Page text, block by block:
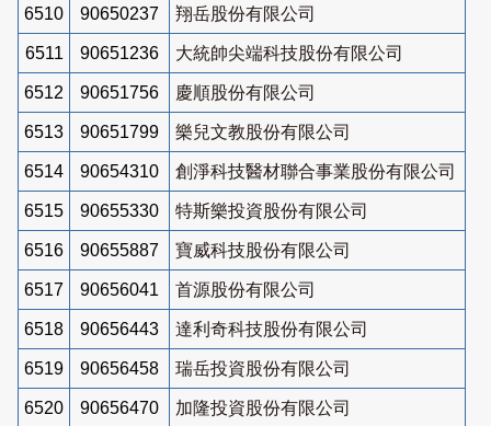
6510 90650237 翔岳股份有限公司
6511 90651236 大統帥尖端科技股份有限公司
6512 90651756 慶順股份有限公司
6513 90651799 樂兒文教股份有限公司
6514 90654310 創淨科技醫材聯合事業股份有限公司
6515 90655330 特斯樂投資股份有限公司
6516 90655887 寶威科技股份有限公司
6517 90656041 首源股份有限公司
6518 90656443 達利奇科技股份有限公司
6519 90656458 瑞岳投資股份有限公司
6520 90656470 加隆投資股份有限公司